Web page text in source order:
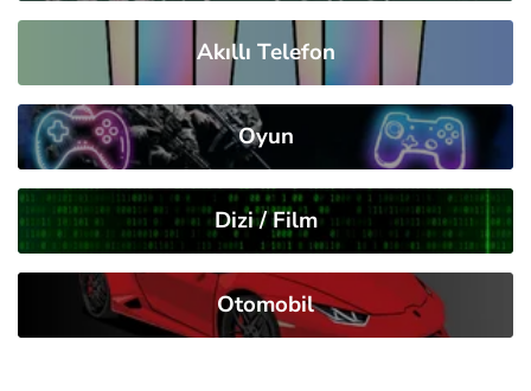
Akıllı Telefon
Oyun
Dizi / Film
Otomobil